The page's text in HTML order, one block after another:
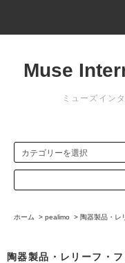
Muse
ミューズイン
ホーム > pealimo > 陶器製品・レ
陶器製品・レリーフ・